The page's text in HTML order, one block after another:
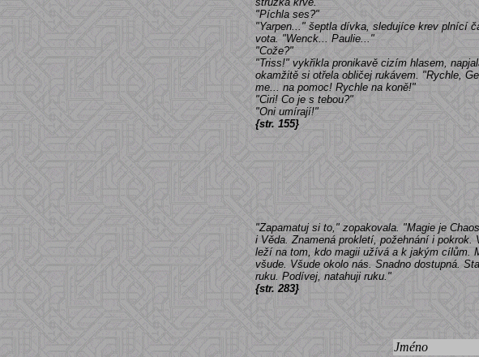
"Píchla ses?"
"Yarpen..." šeptla dívka, sledujíce krev plnící
vota. "Wenck... Paulie..."
"Cože?"
"Triss!" vykřikla pronikavě cizím hlasem,
okamžitě si otřela obličej rukávem. "Rychle,
me... na pomoc! Rychle na koně!"
"Ciri! Co je s tebou?"
"Oni umírají!"
{str. 155}
"Zapamatuj si to," zopakovala. "Magie je
i Věda. Znamená prokletí, požehnání i pokrok.
leží na tom, kdo magii užívá a k jakým cílům.
všude. Všude okolo nás. Snadno dostupná.
ruku. Podívej, natahuji ruku."
{str. 283}
Jméno